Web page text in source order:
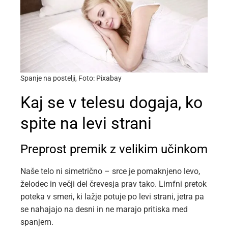
Spanje na postelji, Foto: Pixabay
Kaj se v telesu dogaja, ko
spite na levi strani
Preprost premik z velikim učinkom
Naše telo ni simetrično – srce je pomaknjeno levo,
želodec in večji del črevesja prav tako. Limfni pretok
poteka v smeri, ki lažje potuje po levi strani, jetra pa
se nahajajo na desni in ne marajo pritiska med
spanjem.